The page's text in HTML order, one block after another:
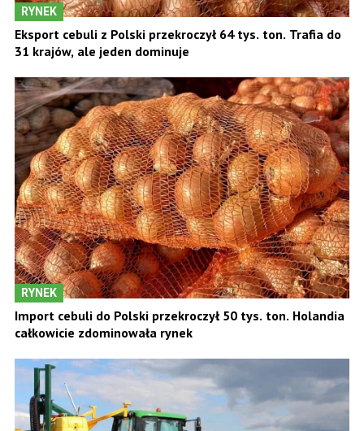
RYNEK
Eksport cebuli z Polski przekroczył 64 tys. ton. Trafia do
31 krajów, ale jeden dominuje
RYNEK
Import cebuli do Polski przekroczył 50 tys. ton. Holandia
całkowicie zdominowała rynek